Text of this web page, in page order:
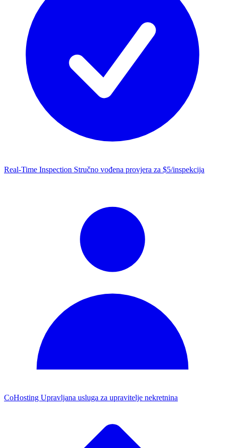
Real-Time Inspection Stručno vođena provjera za $5/inspekcija
CoHosting Upravljana usluga za upravitelje nekretnina